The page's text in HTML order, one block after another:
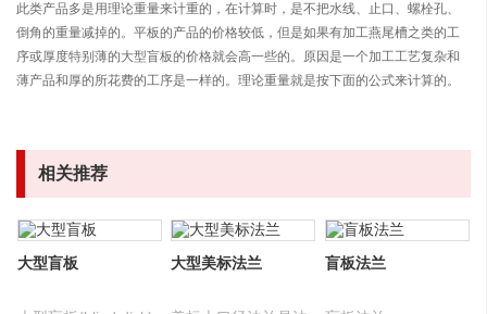
此类产品多是用理论重量来计重的，在计算时，是不把水线、止口、螺栓孔、
倒角的重量减掉的。平板的产品的价格较低，但是如果有加工燕尾槽之类的工
序或厚度特别薄的大型盲板的价格就会高一些的。原因是一个加工工艺复杂和
薄产品和厚的所花费的工序是一样的。理论重量就是按下面的公式来计算的。
相关推荐
大型盲板 大型美标法兰 盲板法兰